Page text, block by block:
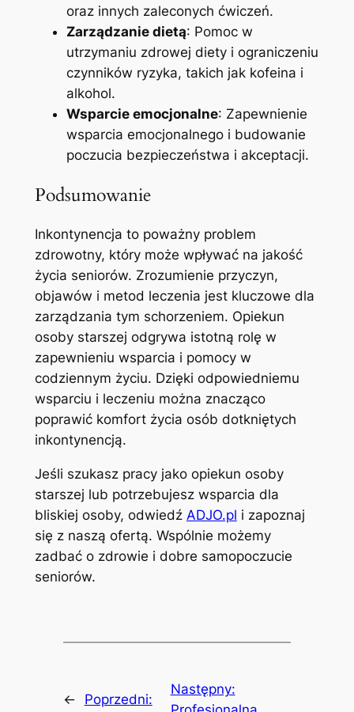
oraz innych zaleconych ćwiczeń.
Zarządzanie dietą: Pomoc w
utrzymaniu zdrowej diety i ograniczeniu
czynników ryzyka, takich jak kofeina i
alkohol.
Wsparcie emocjonalne: Zapewnienie
wsparcia emocjonalnego i budowanie
poczucia bezpieczeństwa i akceptacji.
Podsumowanie
Inkontynencja to poważny problem
zdrowotny, który może wpływać na jakość
życia seniorów. Zrozumienie przyczyn,
objawów i metod leczenia jest kluczowe dla
zarządzania tym schorzeniem. Opiekun
osoby starszej odgrywa istotną rolę w
zapewnieniu wsparcia i pomocy w
codziennym życiu. Dzięki odpowiedniemu
wsparciu i leczeniu można znacząco
poprawić komfort życia osób dotkniętych
inkontynencją.
Jeśli szukasz pracy jako opiekun osoby
starszej lub potrzebujesz wsparcia dla
bliskiej osoby, odwiedź ADJO.pl i zapoznaj
się z naszą ofertą. Wspólnie możemy
zadbać o zdrowie i dobre samopoczucie
seniorów.
← Poprzedni:
Następny: